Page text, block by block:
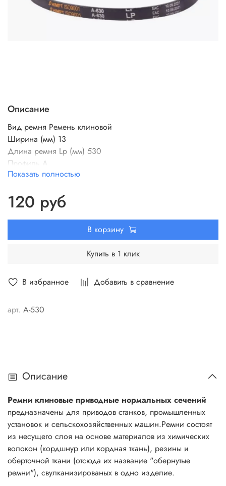
В избранное Добавить в сравнение
арт. А-530
Описание
Вид ремня Ремень клиновой
Ширина (мм) 13
Длина ремня Lp (мм) 530
Профиль
A
Внутренняя длина Li
Показать полностью
120 руб
В корзину
Купить в 1 клик
Описание
Ремни клиновые приводные нормальных сечений
предназначены для приводов станков, промышленных
установок и сельскохозяйственных машин.Ремни состоят
из несущего слоя на основе материалов из химических
волокон (кордшнур или кордная ткань), резины и
оберточной ткани (отсюда их название "обернутые
ремни"), cвулканизированых в одно изделие.